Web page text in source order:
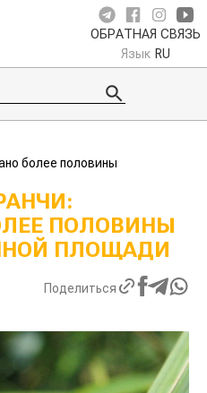
ОБРАТНАЯ СВЯЗЬ
Язык RU
более половины
ПОЛОВИНЫ
ПЛОЩАДИ
Поделиться